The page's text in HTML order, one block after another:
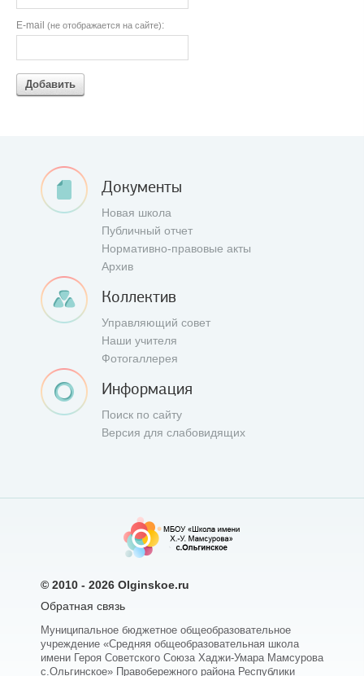
E-mail (не отображается на сайте):
Добавить
Документы
Новая школа
Публичный отчет
Нормативно-правовые акты
Архив
Коллектив
Управляющий совет
Наши учителя
Фотогаллерея
Информация
Поиск по сайту
Версия для слабовидящих
© 2010 - 2026 Olginskoe.ru
Обратная связь
Муниципальное бюджетное общеобразовательное
учреждение «Средняя общеобразовательная школа
имени Героя Советского Союза Хаджи-Умара Мамсурова
с.Ольгинское» Правобережного района Республики